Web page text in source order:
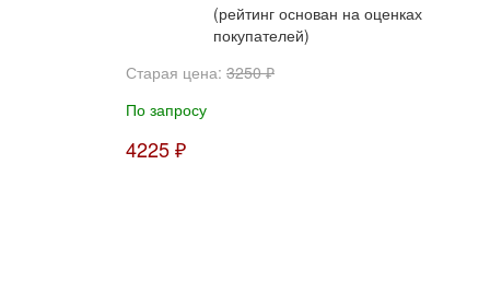
(рейтинг основан на оценках
покупателей)
Старая цена: 3250 ₽
По запросу
4225 ₽